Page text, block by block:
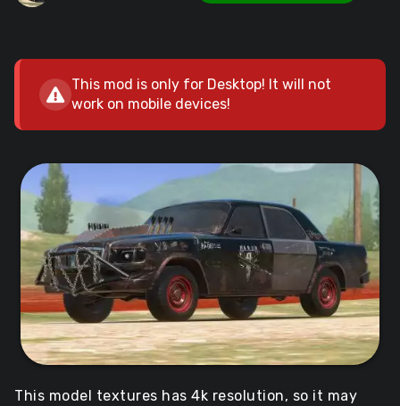
This mod is only for Desktop! It will not
work on mobile devices!
This model textures has 4k resolution, so it may